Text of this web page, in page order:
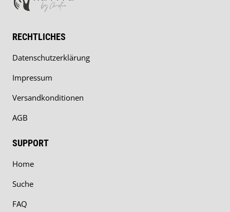
RECHTLICHES
Datenschutzerklärung
Impressum
Versandkonditionen
AGB
SUPPORT
Home
Suche
FAQ